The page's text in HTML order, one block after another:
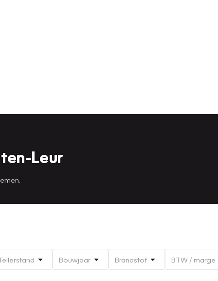
Leur
Bouwjaar Brandstof BTW / marge